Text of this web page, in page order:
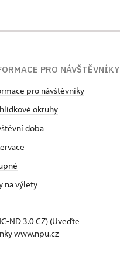
PRO NÁVŠTĚVNÍKY
pro návštěvníky
okruhy
doba
na výlety
ND 3.0 CZ) (Uveďte
www.npu.cz